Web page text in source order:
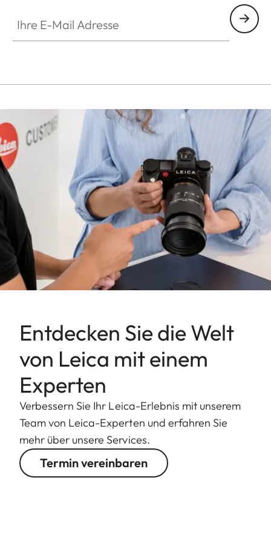
Entdecken Sie die Welt
von Leica mit einem
Experten
Verbessern Sie Ihr Leica-Erlebnis mit unserem
Team von Leica-Experten und erfahren Sie
mehr über unsere Services.
Termin vereinbaren